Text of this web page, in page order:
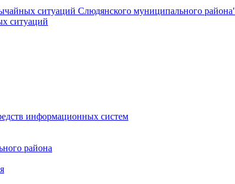
ситуаций Слюдянского муниципального
ситуаций
информационных систем
района